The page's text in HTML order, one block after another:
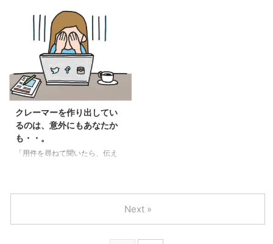
うみえます） 勿論、クレームが
増えてきたのであれば、 社員教
育、会社の方針、態勢・体制も
見直さなければいけない警告を発
している時期 なのかもしれませ
んが、 話を聞くと、何だかイラ
イラしていて、 お店のスタッフ
事もあります。 私もここで、 ク
レームを大声で言っている方に
遭遇したことがありました。 ス
...
クレーマーを作り出してい
るのは、意外にもあなたか
も・・。
「用件を尋ねて聞いたら、伝え
きれないぐらい聞いてきました。
以前にも当ブログに書きました
Next »